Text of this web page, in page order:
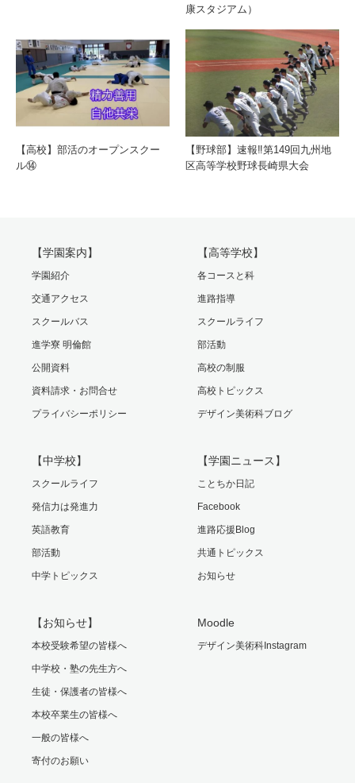
康スタジアム）
【高校】部活のオープンスクー
ル⑭
【野球部】速報‼️第149回九州地
区高等学校野球長崎県大会
【学園案内】
学園紹介
交通アクセス
スクールバス
進学寮 明倫館
公開資料
資料請求・お問合せ
プライバシーポリシー
【高等学校】
各コースと科
進路指導
スクールライフ
部活動
高校の制服
高校トピックス
デザイン美術科ブログ
【中学校】
スクールライフ
発信力は発進力
英語教育
部活動
中学トピックス
【学園ニュース】
ことちか日記
Facebook
進路応援Blog
共通トピックス
お知らせ
【お知らせ】
本校受験希望の皆様へ
中学校・塾の先生方へ
生徒・保護者の皆様へ
本校卒業生の皆様へ
一般の皆様へ
寄付のお願い
Moodle
デザイン美術科Instagram